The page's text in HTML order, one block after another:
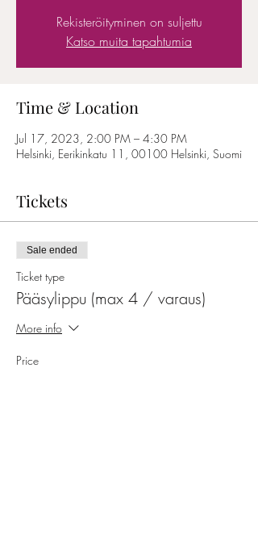
Rekisteröityminen on suljettu
Katso muita tapahtumia
Time & Location
Jul 17, 2023, 2:00 PM – 4:30 PM
Helsinki, Eerikinkatu 11, 00100 Helsinki, Suomi
Tickets
Sale ended
Ticket type
Pääsylippu (max 4 / varaus)
More info
Price